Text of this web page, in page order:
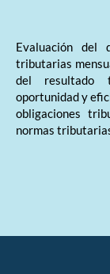
Evaluación del
tributarias
del resultado
oportunidad y
obligaciones
normas